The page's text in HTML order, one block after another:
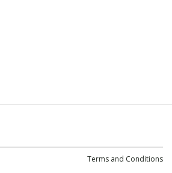
Terms and Conditions